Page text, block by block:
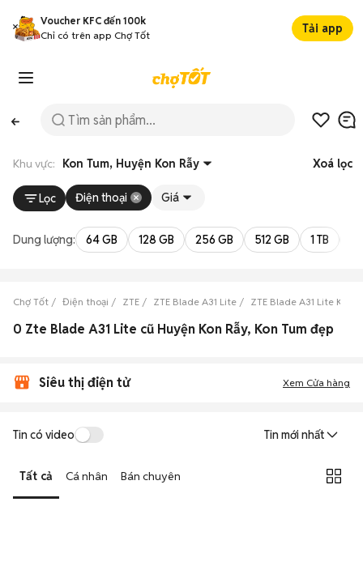
Voucher KFC đến 100k
Chỉ có trên app Chợ Tốt
Tải app
Khu vực: Kon Tum, Huyện Kon Rẫy Xoá lọc
Lọc Điện thoại Giá
Dung lượng: 64 GB 128 GB 256 GB 512 GB 1 TB
Chợ Tốt Điện thoại ZTE ZTE Blade A31 Lite ZTE Blade A31 Lite Kon
0 Zte Blade A31 Lite cũ Huyện Kon Rẫy, Kon Tum đẹp
Siêu thị điện tử Xem Cửa hàng
Tin có video Tin mới nhất
Tất cả Cá nhân Bán chuyên